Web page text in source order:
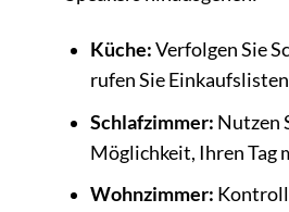
Küche:Verfolgen Sie
rufen Sie
Schlafzimmer: Nutzen
Möglichkeit, Ihren Tag
Wohnzimmer: